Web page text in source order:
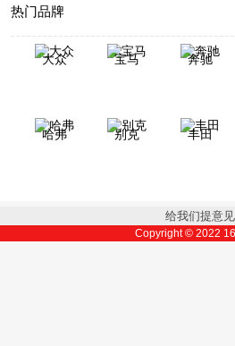
热门品牌
大众 宝马 奔驰
哈弗 别克 丰田
给我们提意见
Copyright © 2022